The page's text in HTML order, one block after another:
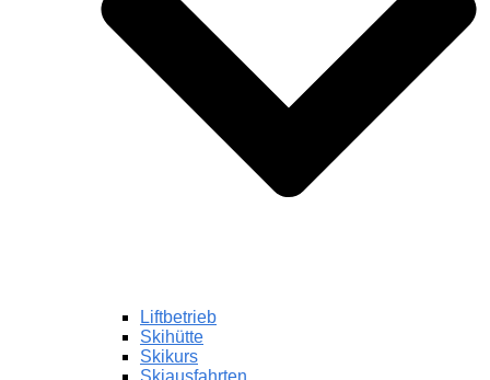
Liftbetrieb
Skihütte
Skikurs
Skiausfahrten